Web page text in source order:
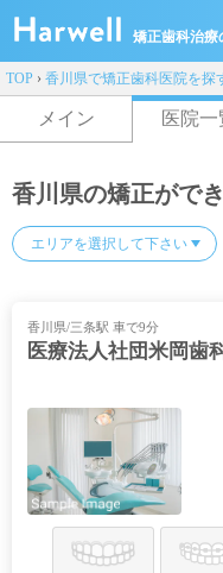
矯正歯科治療
TOP › 香川県で矯正歯科医院を探
メイン 医院一
香川県の矯正がで
香川県/三条駅 車で9分
医療法人社団米岡歯